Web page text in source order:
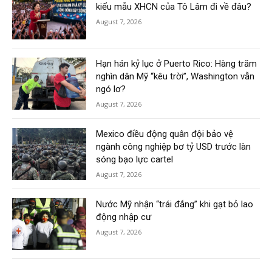
kiểu mẫu XHCN của Tô Lâm đi về đâu?
August 7, 2026
Hạn hán kỷ lục ở Puerto Rico: Hàng trăm
nghìn dân Mỹ “kêu trời”, Washington vẫn
ngó lơ?
August 7, 2026
Mexico điều động quân đội bảo vệ
ngành công nghiệp bơ tỷ USD trước làn
sóng bạo lực cartel
August 7, 2026
Nước Mỹ nhận “trái đắng” khi gạt bỏ lao
động nhập cư
August 7, 2026